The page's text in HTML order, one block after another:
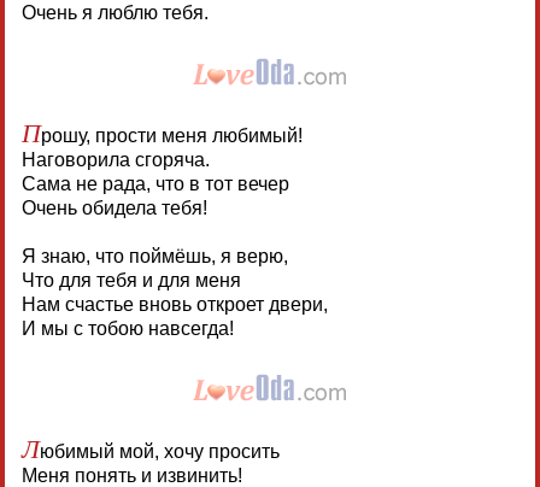
Очень я люблю тебя.
Прошу, прости меня любимый!
Наговорила сгоряча.
Сама не рада, что в тот вечер
Очень обидела тебя!
Я знаю, что поймёшь, я верю,
Что для тебя и для меня
Нам счастье вновь откроет двери,
И мы с тобою навсегда!
Любимый мой, хочу просить
Меня понять и извинить!